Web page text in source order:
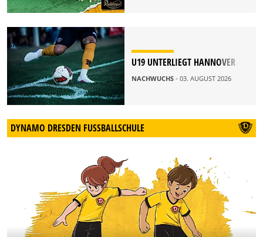
U19 UNTERLIEGT HANNOVER
NACHWUCHS - 03. AUGUST 2026
DYNAMO DRESDEN FUSSBALLSCHULE